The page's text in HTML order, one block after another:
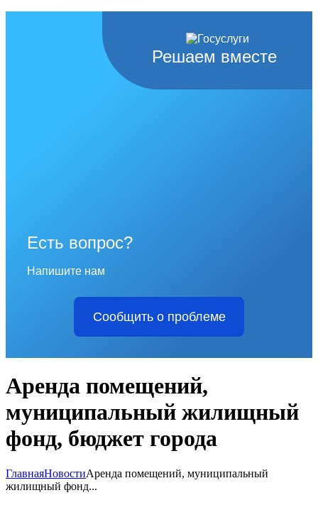
Решаем вместе
Есть вопрос?
Напишите нам
Сообщить о проблеме
Аренда помещений,
муниципальный жилищный
фонд, бюджет города
ГлавнаяНовостиАренда помещений, муниципальный
жилищный фонд...